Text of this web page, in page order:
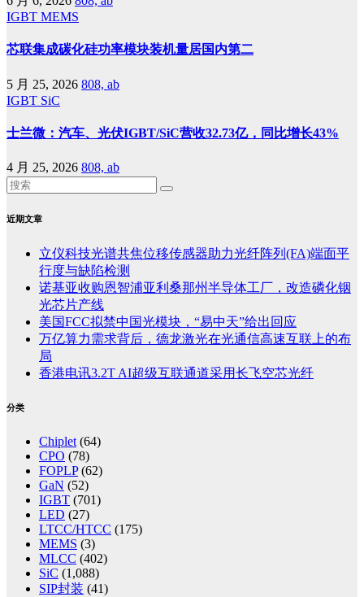
IGBT MEMS
芯联集成碳化硅功率模块装机量居国内第二
5 月 25, 2026 808, ab
IGBT SiC
士兰微：汽车、光伏IGBT/SiC营收32.73亿，同比增长43%
4 月 25, 2026 808, ab
近期文章
立仪科技光谱共焦位移传感器助力光纤阵列(FA)端面平
行度与缺陷检测
诺基亚收购恩智浦亚利桑那州半导体工厂，改造磷化铟
光芯片产线
美国FCC拟禁中国光模块，“易中天”给出回应
万亿算力需求背后，德龙激光在光通信高速互联上的布
局
香港电讯3.2T AI超级互联通道采用长飞空芯光纤
分类
Chiplet (64)
CPO (78)
FOPLP(62)
GaN (52)
IGBT (701)
LED (27)
LTCC/HTCC (175)
MEMS (3)
MLCC (402)
SiC (1,088)
SIP封装 (41)